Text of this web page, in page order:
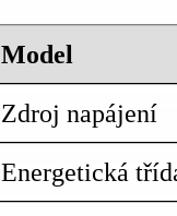
Model
Zdroj napájení
Energetická